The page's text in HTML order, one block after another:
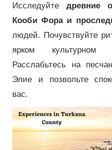
Исследуйте древние
Кооби Фора и
людей. Почувствуйте
ярком культурном
Расслабьтесь на
Элие и позвольте
вас.